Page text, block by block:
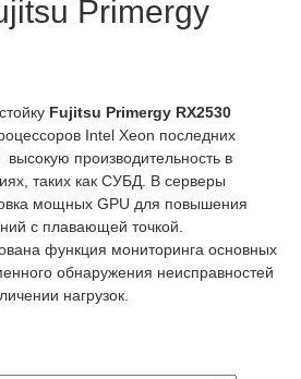
Primergy
Fujitsu Primergy RX2530
Intel Xeon последних
производительность в
таких как СУБД. В серверы
мощных GPU для повышения
с плавающей точкой.
функция мониторинга основных
обнаружения неисправностей
нагрузок.